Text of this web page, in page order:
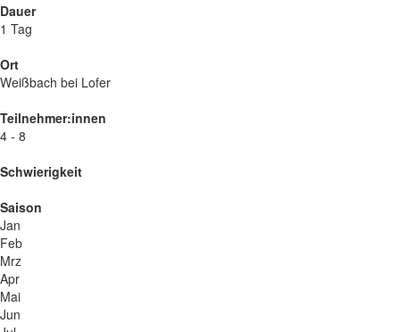
Dauer
1 Tag
Ort
Weißbach bei Lofer
Teilnehmer:innen
4 - 8
Schwierigkeit
Saison
Jan
Feb
Mrz
Apr
Mai
Jun